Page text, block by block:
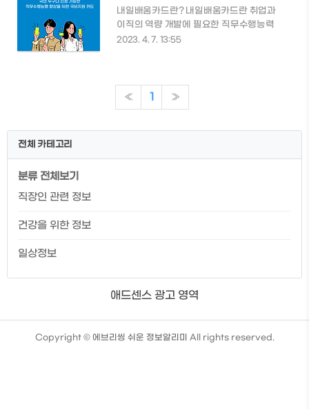
내일배움카드란? 내일배움카드란 취업과
이직의 역량 개발에 필요한 직무수행능력
향상을 위한 훈련을 국민 스스로 받을 수 있
싶은 분들이라면 발급 받을 수 있는 카드입
니다. 지원대상 및 지원금 지원대상: 국민 누
~ 85% 국민 취업 지원제도Ⅰ 유형 국민 취
2023. 4. 7. 13:55
« 1 »
전체 카테고리
분류 전체보기
직장인 관련 정보
건강을 위한 정보
일상정보
애드센스 광고 영역
Copyright © 에브리씽 쉬운 정보알리미 All rights reserved.
TistoryWhaleSkin3.4